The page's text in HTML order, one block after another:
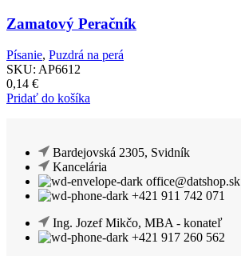
Zamatový Peračník
Písanie, Puzdrá na perá
SKU: AP6612
0,14 €
Pridať do košíka
Bardejovská 2305, Svidník
Kancelária
office@datshop.sk
+421 911 742 071
Ing. Jozef Mikčo, MBA - konateľ
+421 917 260 562